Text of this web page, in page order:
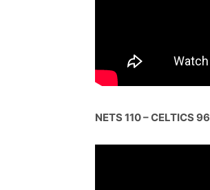
NETS 110 – CELTICS 96